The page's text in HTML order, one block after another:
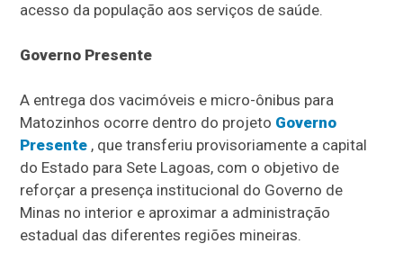
acesso da população aos serviços de saúde.
Governo Presente
A entrega dos vacimóveis e micro-ônibus para
Matozinhos ocorre dentro do projeto Governo
Presente , que transferiu provisoriamente a capital
do Estado para Sete Lagoas, com o objetivo de
reforçar a presença institucional do Governo de
Minas no interior e aproximar a administração
estadual das diferentes regiões mineiras.